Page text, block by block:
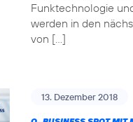
Funktechnologie
werden in den
von […]
13. Dezember 2018